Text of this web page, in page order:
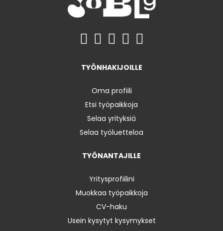
TYÖNHAKIJOILLE
Oma profiili
Etsi työpaikkoja
Selaa yrityksiä
Selaa työluetteloa
TYÖNANTAJILLE
Yritysprofiilini
Muokkaa työpaikkoja
CV-haku
Usein kysytyt kysymykset